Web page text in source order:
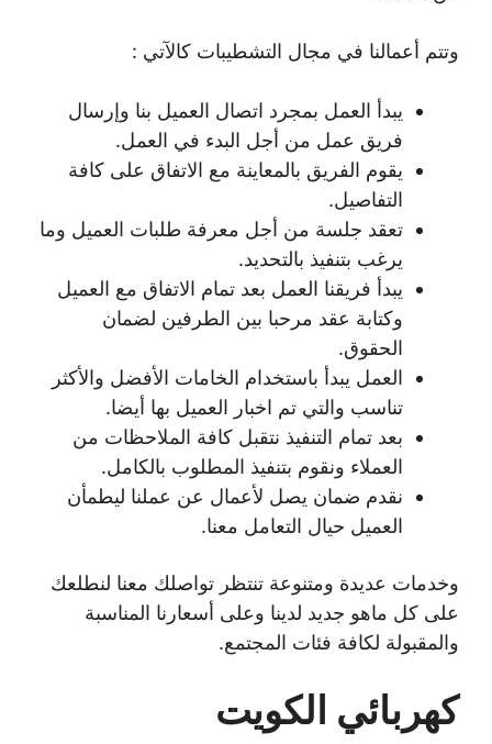
وتتم أعمالنا في مجال التشطيبات كالآتي :
يبدأ العمل بمجرد اتصال العميل بنا وإرسال
فريق عمل من أجل البدء في العمل.
يقوم الفريق بالمعاينة مع الاتفاق على كافة
التفاصيل.
تعقد جلسة من أجل معرفة طلبات العميل وما
يرغب بتنفيذ بالتحديد.
يبدأ فريقنا العمل بعد تمام الاتفاق مع العميل
وكتابة عقد مرحبا بين الطرفين لضمان
الحقوق.
العمل يبدأ باستخدام الخامات الأفضل والأكثر
تناسب والتي تم اخبار العميل بها أيضا.
بعد تمام التنفيذ نتقبل كافة الملاحظات من
العملاء ونقوم بتنفيذ المطلوب بالكامل.
نقدم ضمان يصل لأعمال عن عملنا ليطمأن
العميل حيال التعامل معنا.
وخدمات عديدة ومتنوعة تنتظر تواصلك معنا لنطلعك
على كل ماهو جديد لدينا وعلى أسعارنا المناسبة
والمقبولة لكافة فئات المجتمع.
كهربائي الكويت